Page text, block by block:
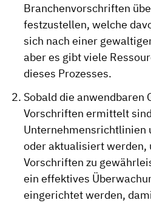
Branchenvorschriften
festzustellen, welche
sich nach einer
aber es gibt viele
dieses Prozesses.
Sobald die anwendbaren
Vorschriften ermittelt
Unternehmensrichtlinien
oder aktualisiert werden,
Vorschriften zu
ein effektives
eingerichtet werden,